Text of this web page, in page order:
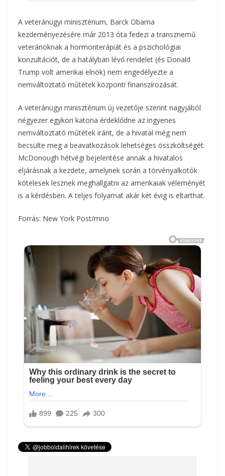
A veteránügyi minisztérium, Barck Obama
kezdeményezésére már 2013 óta fedezi a transznemű
veteránoknak a hormonterápiát és a pszichológiai
konzultációt, de a hatályban lévő rendelet (és Donald
Trump volt amerikai elnök) nem engedélyezte a
nemváltoztató műtétek központi finanszírozását.
A veteránügyi minisztérium új vezetője szerint nagyjából
négyezer egykori katona érdeklődne az ingyenes
nemváltoztató műtétek iránt, de a hivatal még nem
becsülte meg a beavatkozások lehetséges összköltségét.
McDonough hétvégi bejelentése annak a hivatalos
eljárásnak a kezdete, amelynek során a törvényalkotók
kötelesek lesznek meghallgatni az amerikaiak véleményét
is a kérdésben. A teljes folyamat akár két évig is eltarthat.
Forrás: New York Post/mno